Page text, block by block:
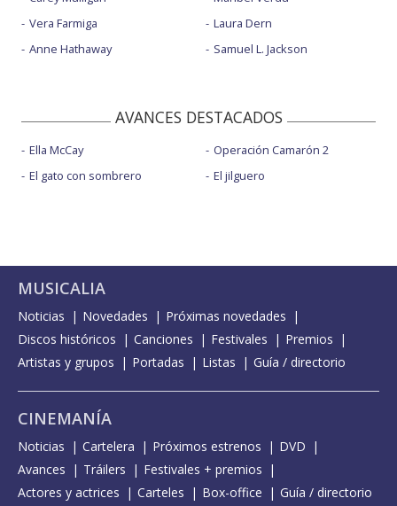
Vera Farmiga
Anne Hathaway
Laura Dern
Samuel L. Jackson
AVANCES DESTACADOS
Ella McCay
El gato con sombrero
Operación Camarón 2
El jilguero
MUSICALIA
Noticias Novedades
Próximas novedades
Discos históricos
Canciones Festivales
Premios
Artistas y grupos
Portadas Listas Guía / directorio
CINEMANÍA
Noticias Cartelera Próximos estrenos
DVD
Avances
Tráilers
Festivales + premios
Actores y actrices
Carteles Box-office Guía / directorio